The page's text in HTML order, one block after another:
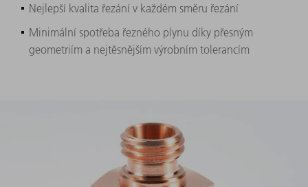
Nejlepší kvalita řezání v každém směru řezání
Minimální spotřeba řezného plynu díky přesným
geometriím a nejtěsnějším výrobním tolerancím